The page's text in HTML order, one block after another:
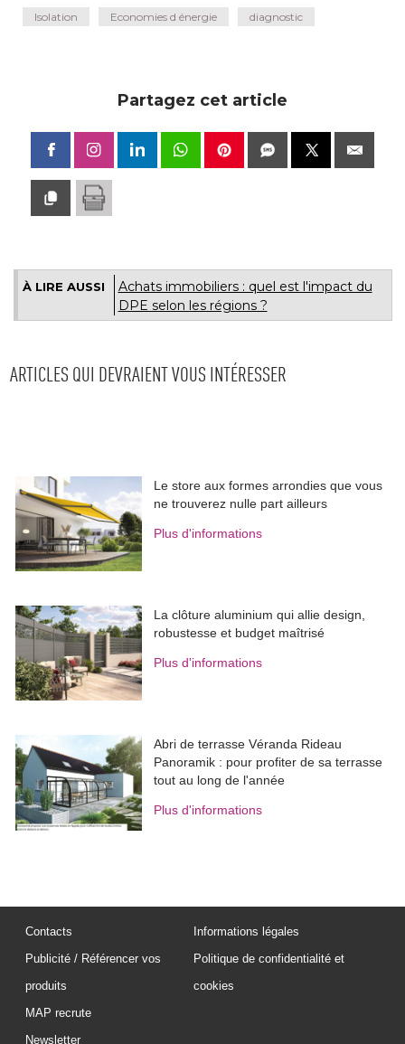
Isolation Economies d énergie diagnostic
Partagez cet article
À LIRE AUSSI
Achats immobiliers : quel est l'impact du
DPE selon les régions ?
ARTICLES QUI DEVRAIENT VOUS INTÉRESSER
Le store aux formes arrondies que vous
ne trouverez nulle part ailleurs
Plus d'informations
La clôture aluminium qui allie design,
robustesse et budget maîtrisé
Plus d'informations
Abri de terrasse Véranda Rideau
Panoramik : pour profiter de sa terrasse
tout au long de l'année
Plus d'informations
Contacts
Publicité / Référencer vos
produits
MAP recrute
Newsletter
Informations légales
Politique de confidentialité et
cookies